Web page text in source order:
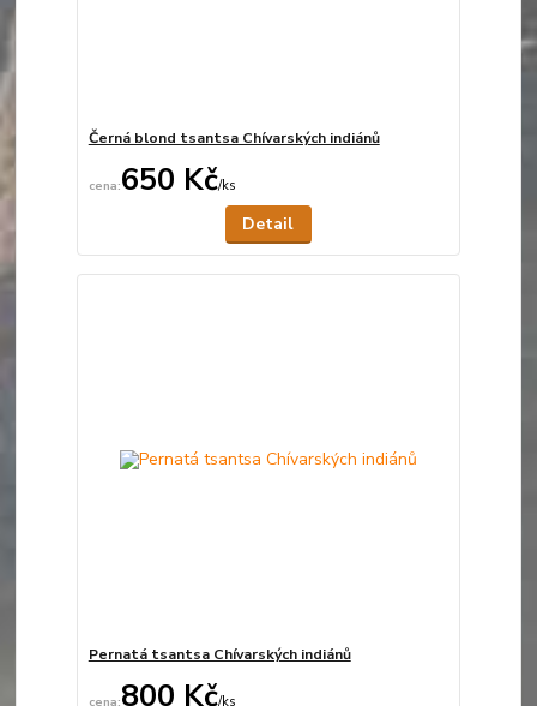
Černá blond tsantsa Chívarských indiánů
650 Kč/ks
Detail
Pernatá tsantsa Chívarských indiánů
800 Kč/ks